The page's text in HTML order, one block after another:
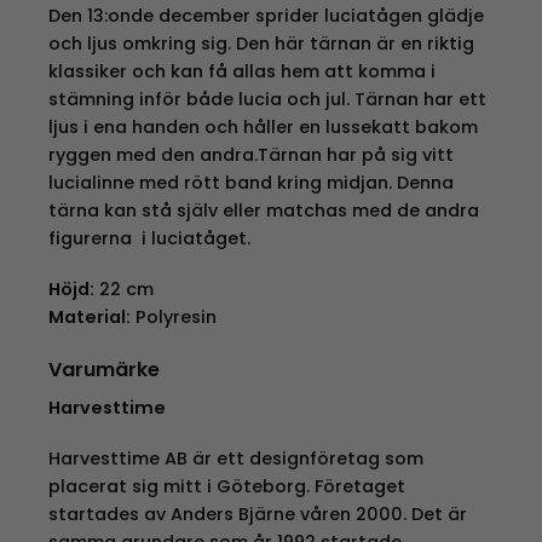
Den 13:onde december sprider luciatågen glädje
och ljus omkring sig. Den här tärnan är en riktig
klassiker och kan få allas hem att komma i
stämning inför både lucia och jul. Tärnan har ett
ljus i ena handen och håller en lussekatt bakom
ryggen med den andra.Tärnan har på sig vitt
lucialinne med rött band kring midjan. Denna
tärna kan stå själv eller matchas med de andra
figurerna i luciatåget.
Höjd: 22 cm
Material: Polyresin
Varumärke
Harvesttime
Harvesttime AB är ett designföretag som
placerat sig mitt i Göteborg. Företaget
startades av Anders Bjärne våren 2000. Det är